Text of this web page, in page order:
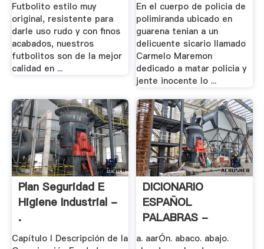
Futbolito estilo muy
original, resistente para
darle uso rudo y con finos
acabados, nuestros
futbolitos son de la mejor
calidad en ...
En el cuerpo de policia de
polimiranda ubicado en
guarena tenian a un
delicuente sicario llamado
Carmelo Maremon
dedicado a matar policia y
jente inocente lo ...
Plan Seguridad E
Higiene Industrial -
.
Capítulo I Descripción de la
DICIONARIO
ESPAÑOL
PALABRAS -
Actiweb.es
a. aarÓn. abaco. abajo.